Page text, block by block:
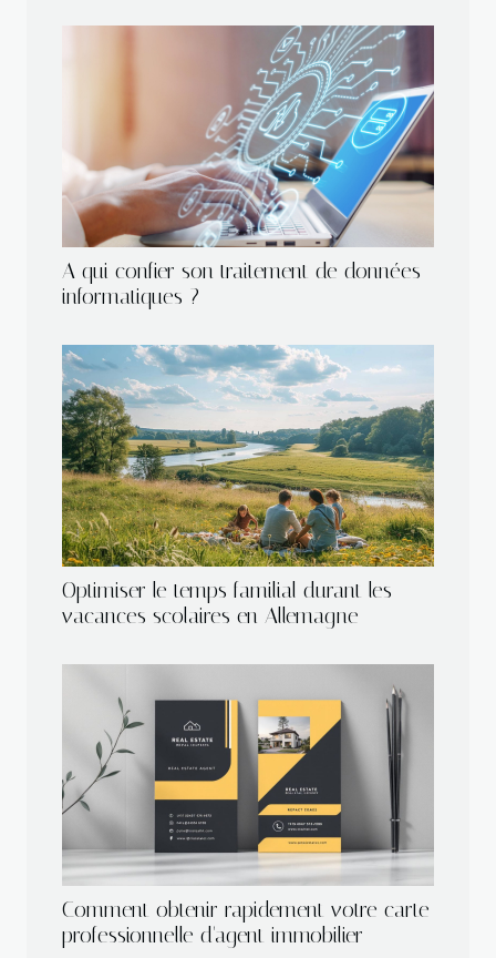
A qui confier son traitement de données
informatiques ?
Optimiser le temps familial durant les
vacances scolaires en Allemagne
Comment obtenir rapidement votre carte
professionnelle d'agent immobilier